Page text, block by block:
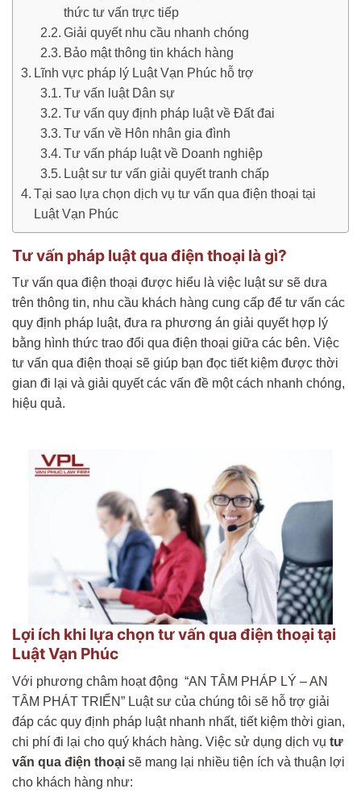
thức tư vấn trực tiếp
Giải quyết nhu cầu nhanh chóng
Bảo mật thông tin khách hàng
Lĩnh vực pháp lý Luật Vạn Phúc hỗ trợ
Tư vấn luật Dân sự
Tư vấn quy định pháp luật về Đất đai
Tư vấn về Hôn nhân gia đình
Tư vấn pháp luật về Doanh nghiệp
Luật sư tư vấn giải quyết tranh chấp
Tại sao lựa chọn dịch vụ tư vấn qua điện thoại tại
Luật Vạn Phúc
Tư vấn pháp luật qua điện thoại là gì?
Tư vấn qua điện thoại được hiểu là việc luật sư sẽ dưa
trên thông tin, nhu cầu khách hàng cung cấp để tư vấn các
quy định pháp luật, đưa ra phương án giải quyết hợp lý
bằng hình thức trao đổi qua điện thoại giữa các bên. Việc
tư vấn qua điện thoại sẽ giúp bạn đọc tiết kiệm được thời
gian đi lại và giải quyết các vấn đề một cách nhanh chóng,
hiệu quả.
Lợi ích khi lựa chọn tư vấn qua điện thoại tại
Luật Vạn Phúc
Với phương châm hoạt động “AN TÂM PHÁP LÝ – AN
TÂM PHÁT TRIỂN” Luật sư của chúng tôi sẽ hỗ trợ giải
đáp các quy định pháp luật nhanh nhất, tiết kiệm thời gian,
chi phí đi lại cho quý khách hàng. Việc sử dụng dịch vụ tư
vấn qua điện thoại sẽ mang lại nhiều tiện ích và thuận lợi
cho khách hàng như: